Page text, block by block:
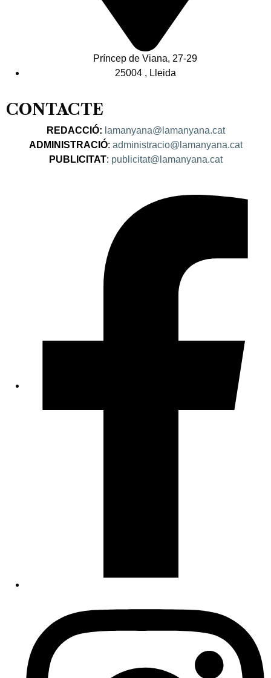
Príncep de Viana, 27-29
25004 , Lleida
CONTACTE
REDACCIÓ: lamanyana@lamanyana.cat
ADMINISTRACIÓ: administracio@lamanyana.cat
PUBLICITAT: publicitat@lamanyana.cat